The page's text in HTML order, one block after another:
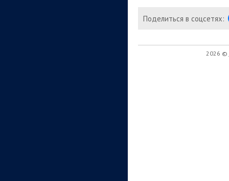
Поделиться в соцсетях:
2026 ©